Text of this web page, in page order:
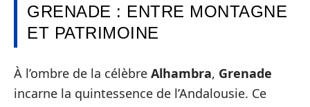
GRENADE : ENTRE MONTAGNE
ET PATRIMOINE
À l’ombre de la célèbre Alhambra, Grenade
incarne la quintessence de l’Andalousie. Ce